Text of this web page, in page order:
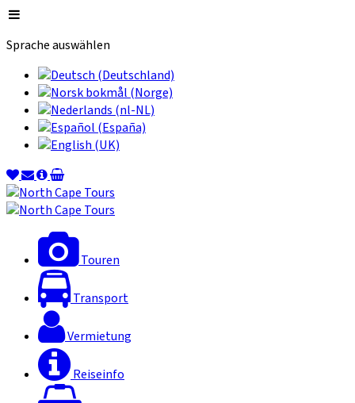
Sprache auswählen
Touren
Transport
Vermietung
Reiseinfo